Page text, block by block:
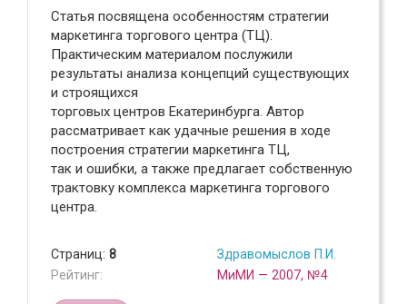
Статья посвящена особенностям стратегии
маркетинга торгового центра (ТЦ).
Практическим материалом послужили
результаты анализа концепций существующих
и строящихся
торговых центров Екатеринбурга. Автор
рассматривает как удачные решения в ходе
построения стратегии маркетинга ТЦ,
так и ошибки, а также предлагает собственную
трактовку комплекса маркетинга торгового
центра.
Страниц: 8
Рейтинг:
Здравомыслов П.И.
МиМИ — 2007, №4